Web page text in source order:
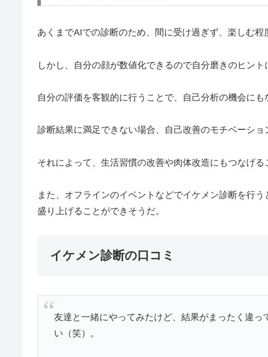
あくまでAIでの診断のため、間に受け過ぎず、楽しむ程
しかし、自分の顔が数値化できるので自分磨きのヒント
自分の評価を客観的に行うことで、自己分析の機会にも
診断結果に満足できない場合、自己改善のモチベーショ
それによって、生活習慣の改善や肉体改造にもつなげる
また、オフラインのイベントなどでイケメン診断を行
盛り上げることができそうだ。
イケメン診断の口コミ
友達と一緒にやってみたけど、結果がまったく違
い（笑）。